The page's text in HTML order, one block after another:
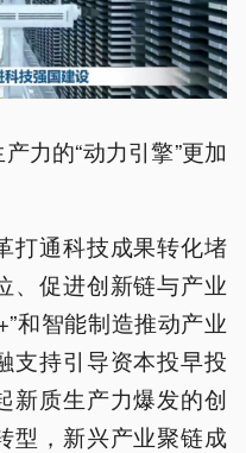
力的“动力引擎”更加
打通科技成果转化堵
、促进创新链与产业
和智能制造推动产业
支持引导资本投早投
新质生产力爆发的创
型，新兴产业聚链成